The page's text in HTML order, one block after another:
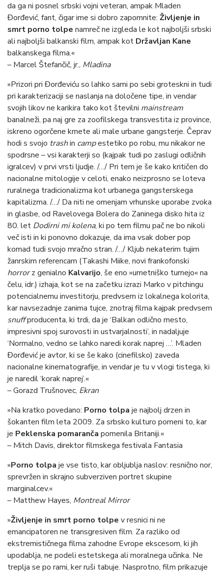
da ga ni posnel srbski vojni veteran, ampak Mladen
Đorđević, fant, čigar ime si dobro zapomnite: Življenje in
smrt porno tolpe namreč ne izgleda le kot najboljši srbski
ali najboljši balkanski film, ampak kot Državljan Kane
balkanskega filma.«
– Marcel Štefančič, jr., Mladina
»Prizori pri Đorđeviću so lahko sami po sebi groteskni in tudi
pri karakterizaciji se naslanja na določene tipe, in vendar
svojih likov ne karikira tako kot številni mainstream
banalneži, pa naj gre za zoofilskega transvestita iz province,
iskreno ogorčene kmete ali male urbane gangsterje. Čeprav
hodi s svojo trashin campestetiko po robu, mu nikakor ne
spodrsne – vsi karakterji so (kajpak tudi po zaslugi odličnih
igralcev) v prvi vrsti ljudje. /…/ Pri tem je še kako kritičen do
nacionalne mitologije v celoti, enako neizprosno se loteva
ruralnega tradicionalizma kot urbanega gangsterskega
kapitalizma. /…/ Da niti ne omenjam vrhunske uporabe zvoka
in glasbe, od Ravelovega Bolera do Zaninega disko hita iz
80. let Dodirni mi kolena, ki po tem filmu pač ne bo nikoli
več isti in ki ponovno dokazuje, da ima vsak dober pop
komad tudi svojo mračno stran. /…/ Kljub nekaterim tujim
žanrskim referencam (Takashi Miike, novi frankofonski
horrorz genialno Kalvarijo, še eno »umetniško turnejo« na
čelu, idr.) izhaja, kot se na začetku izrazi Marko v pitchingu
potencialnemu investitorju, predvsem iz lokalnega kolorita,
kar navsezadnje zanima tujce, znotraj filma kajpak predvsem
snuffproducenta, ki trdi, da je ‘Balkan odlično mesto,
impresivni spoj surovosti in ustvarjalnosti’, in nadaljuje
‘Normalno, vedno se lahko naredi korak naprej …’. Mladen
Đorđević je avtor, ki se še kako (cinefilsko) zaveda
nacionalne kinematografije, in vendar je tu v vlogi tistega, ki
je naredil ‘korak naprej’.«
– Gorazd Trušnovec, Ekran
»Na kratko povedano: Porno tolpa je najbolj drzen in
šokanten film leta 2009. Za srbsko kulturo pomeni to, kar
je Peklenska pomaranča pomenila Britaniji.«
– Mitch Davis, direktor filmskega festivala Fantasia
»Porno tolpa je vse tisto, kar obljublja naslov: resnično nor,
sprevržen in skrajno subverziven portret skupine
marginalcev.«
– Matthew Hayes, Montreal Mirror
»Življenje in smrt porno tolpe v resnici ni ne
emancipatoren ne transgresiven film. Za razliko od
ekstremističnega filma zahodne Evrope ekscesom, ki jih
upodablja, ne podeli estetskega ali moralnega učinka. Ne
treplja se po rami, ker ruši tabuje. Nasprotno, film prikazuje